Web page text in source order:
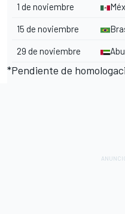
1 de noviembre
15 de noviembre
29 de noviembre
*Pendiente de